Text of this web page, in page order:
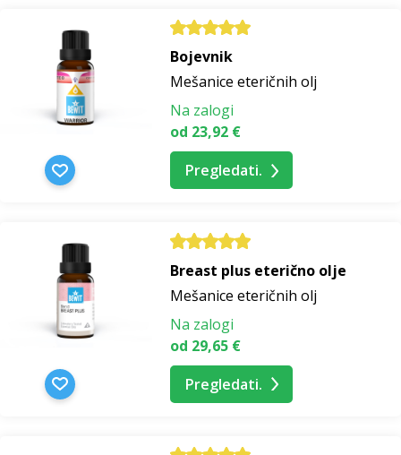
Bojevnik
Mešanice eteričnih olj
Na zalogi
od 23,92 €
Pregledati.
Breast plus eterično olje
Mešanice eteričnih olj
Na zalogi
od 29,65 €
Pregledati.